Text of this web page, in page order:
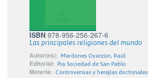
ISBN 978-956-256-267-6
Las principales religiones del mundo
Autor(es): Mardones Oyarzún, Raúl
Editorial: Pia Sociedad de San Pablo
Materia: Controversias y herejías doctrinales